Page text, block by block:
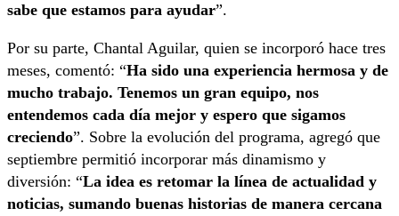
sabe que estamos para ayudar”.
Por su parte, Chantal Aguilar, quien se incorporó hace tres
meses, comentó: “Ha sido una experiencia hermosa y de
mucho trabajo. Tenemos un gran equipo, nos
entendemos cada día mejor y espero que sigamos
creciendo”. Sobre la evolución del programa, agregó que
septiembre permitió incorporar más dinamismo y
diversión: “La idea es retomar la línea de actualidad y
noticias, sumando buenas historias de manera cercana